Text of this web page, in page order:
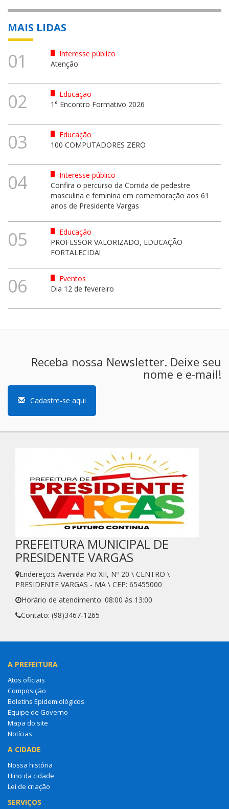
MAIS LIDAS
01
Interesse público
Atenção
02
Educação
1° Encontro Formativo 2026
03
Educação
100 COMPUTADORES ZERO
04
Interesse público
Confira o percurso da Corrida de pedestre
masculina e feminina em comemoração aos 61
anos de Presidente Vargas
05
Educação
PROFESSOR VALORIZADO, EDUCAÇÃO
FORTALECIDA!
06
Eventos
Dia 12 de fevereiro
Receba nossa Newsletter. Deixe seu
nome e e-mail!
Cadastre-se aqui
PREFEITURA MUNICIPAL DE
PRESIDENTE VARGAS
Endereço:s Avenida Pio XII, Nº 20 \ CENTRO \
PRESIDENTE VARGAS - MA \ CEP: 65455000
Horário de atendimento: 08:00 às 13:00
Contato: (98)3467-1265
A PREFEITURA
Atos oficiais
Composição
Boletins Epidemiológicos
Equipe de Governo
Mapa do site
Notícias
A CIDADE
Nossa história
Hino da cidade
Lei de criação
SERVIÇOS